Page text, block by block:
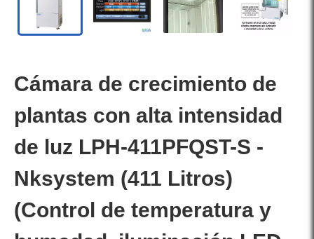
Cámara de crecimiento de
plantas con alta intensidad
de luz LPH-411PFQST-S -
Nksystem (411 Litros)
(Control de temperatura y